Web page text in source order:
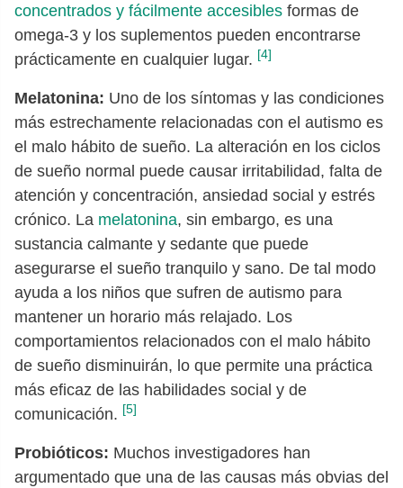
concentrados y fácilmente accesibles formas de
omega-3 y los suplementos pueden encontrarse
prácticamente en cualquier lugar. [4]
Melatonina: Uno de los síntomas y las condiciones
más estrechamente relacionadas con el autismo es
el malo hábito de sueño. La alteración en los ciclos
de sueño normal puede causar irritabilidad, falta de
atención y concentración, ansiedad social y estrés
crónico. La melatonina, sin embargo, es una
sustancia calmante y sedante que puede
asegurarse el sueño tranquilo y sano. De tal modo
ayuda a los niños que sufren de autismo para
mantener un horario más relajado. Los
comportamientos relacionados con el malo hábito
de sueño disminuirán, lo que permite una práctica
más eficaz de las habilidades social y de
comunicación. [5]
Probióticos: Muchos investigadores han
argumentado que una de las causas más obvias del